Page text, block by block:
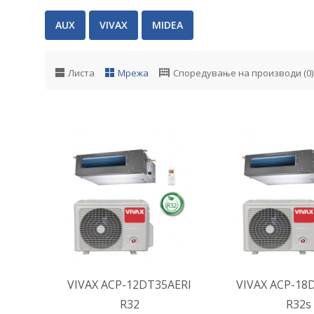
AUX VIVAX MIDEA
Листа Мрежа Споредување на производи (0)
VIVAX ACP-12DT35AERI
R32
ВО КОШНИЧКА
Додај во желби
Додај за споредба
VIVAX ACP-
R32s
ВО
Додај во
Додај за